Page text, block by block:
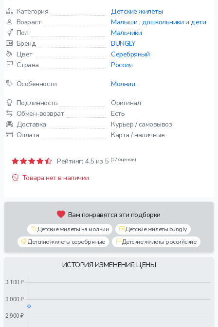
Категория
Детские жилеты
Возраст
Малыши , дошкольники и дети
Пол
Мальчики
Бренд
BUNGLY
Цвет
Серебряный
Страна
Россия
Особенности
Молния
Подлинность
Оригинал
Обмен-возврат
Есть
Доставка
Курьер / самовывоз
Оплата
Карта / наличные
Рейтинг: 4.5 из 5 (17 оценок)
Товара нет в наличии
Вам понравятся эти подборки
Детские жилеты на молнии
Детские жилеты bungly
Детские жилеты серебряные
Детские жилеты российские
ИСТОРИЯ ИЗМЕНЕНИЯ ЦЕНЫ